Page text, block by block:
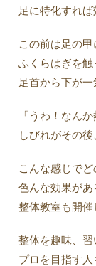
足に特化すれば
この前は足の
ふくらはぎを
足首から下が
「うわ！なん
しびれがその後
こんな感じで
色んな効果が
整体教室も開催
整体を趣味、習
プロを目指す人